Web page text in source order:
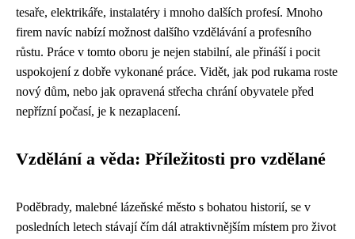
tesaře, elektrikáře, instalatéry i mnoho dalších profesí. Mnoho
firem navíc nabízí možnost dalšího vzdělávání a profesního
růstu. Práce v tomto oboru je nejen stabilní, ale přináší i pocit
uspokojení z dobře vykonané práce. Vidět, jak pod rukama roste
nový dům, nebo jak opravená střecha chrání obyvatele před
nepřízní počasí, je k nezaplacení.
Vzdělání a věda: Příležitosti pro vzdělané
Poděbrady, malebné lázeňské město s bohatou historií, se v
posledních letech stávají čím dál atraktivnějším místem pro život